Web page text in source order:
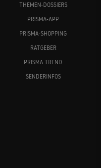
THEMEN-DOSSIERS
PRISMA-APP
PRISMA-SHOPPING
RATGEBER
PRISMA TREND
SENDERINFOS